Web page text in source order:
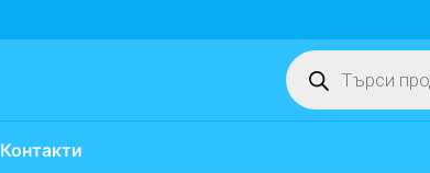
Products
search
Контакти